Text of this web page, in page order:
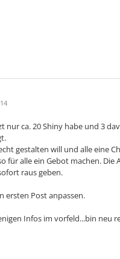
nur ca. 20 Shiny habe und 3
gestalten will und alle eine
für alle ein Gebot machen.
raus geben.
ersten Post anpassen.
Infos im vorfeld...bin neu